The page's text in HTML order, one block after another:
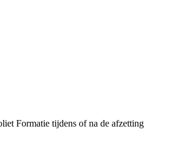
Formatie tijdens of na de afzetting